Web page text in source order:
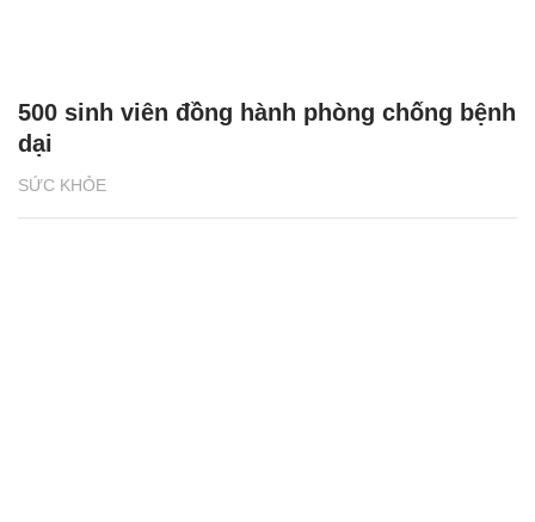
SỨC KHỎE
500 sinh viên đồng hành phòng chống bệnh
dại